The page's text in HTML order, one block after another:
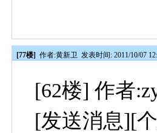
[77楼] 作者:黄新卫 发表时间: 2011/10/07
[62楼] 作者
[发送消息][